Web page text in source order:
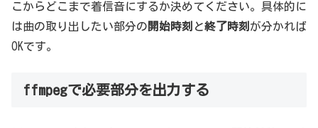
こからどこまで着信音にするか決めてください。具体的に
は曲の取り出したい部分の開始時刻 と終了時刻 が分かれば
OKです。
ffmpegで必要部分を出力する